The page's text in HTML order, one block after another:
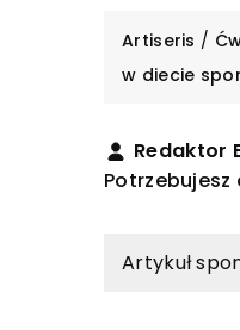
Artiseris /
w diecie
Redaktor
Artykuł